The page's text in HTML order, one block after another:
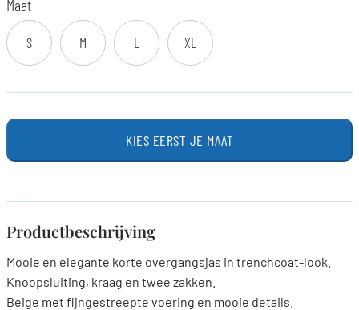
Maat
S M L XL
KIES EERST JE MAAT
Productbeschrijving
Mooie en elegante korte overgangsjas in trenchcoat-look.
Knoopsluiting, kraag en twee zakken.
Beige met fijngestreepte voering en mooie details.